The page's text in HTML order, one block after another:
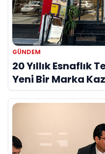
GÜNDEM
20 Yıllık Esnaflık
Yeni Bir Marka